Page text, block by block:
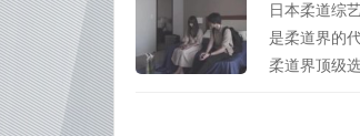
日本柔道综
是柔道界的
柔道界顶级